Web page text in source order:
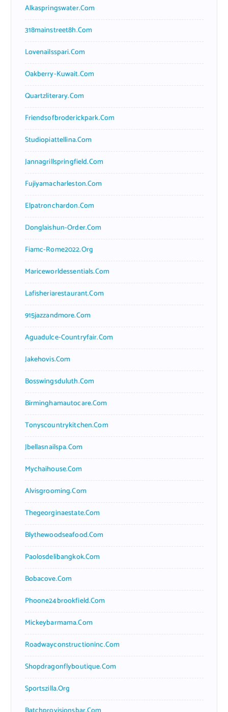
Alkaspringswater.com
318mainstreet8h.com
Lovenailsspari.com
Oakberry-Kuwait.com
Quartzliterary.com
Friendsofbroderickpark.com
Studiopiattellina.com
Jannagrillspringfield.com
Fujiyamacharleston.com
Elpatronchardon.com
Donglaishun-Order.com
Fiamc-Rome2022.org
Mariceworldessentials.com
Lafisheriarestaurant.com
915jazzandmore.com
Aguadulce-Countryfair.com
Jakehovis.com
Bosswingsduluth.com
Birminghamautocare.com
Tonyscountrykitchen.com
Jbellasnailspa.com
Mychaihouse.com
Alvisgrooming.com
Thegeorginaestate.com
Blythewoodseafood.com
Paolosdelibangkok.com
Bobacove.com
Phoone24brookfield.com
Mickeybarmama.com
Roadwayconstructioninc.com
Shopdragonflyboutique.com
Sportszilla.org